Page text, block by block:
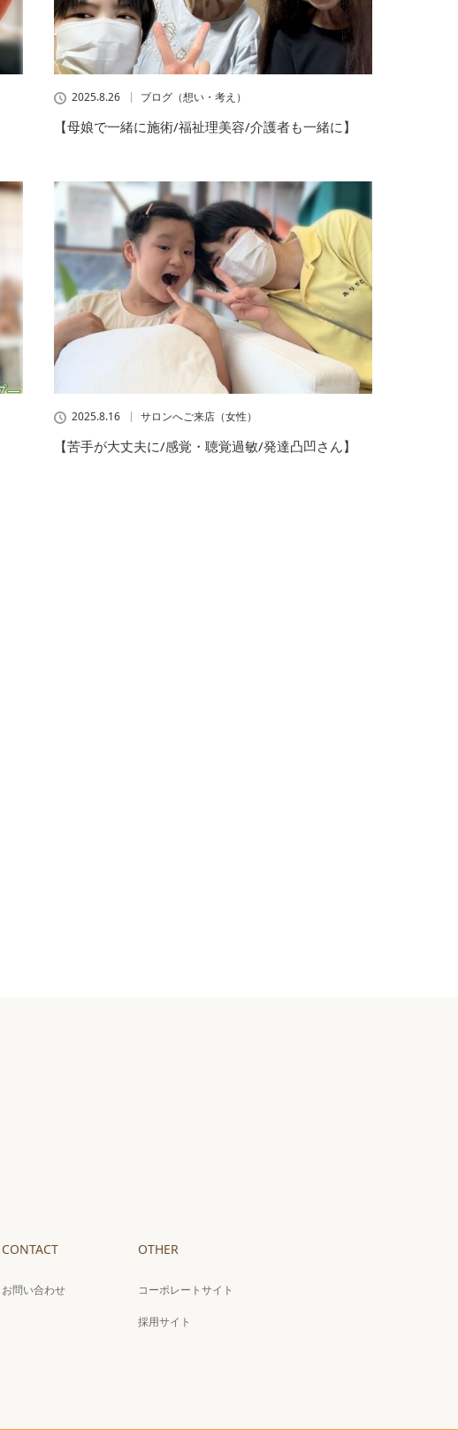
2025.8.26 ブログ（想い・考え）
【母娘で一緒に施術/福祉理美容/介護者も一緒に】
2025.8.16 サロンへご来店（女性）
【苦手が大丈夫に/感覚・聴覚過敏/発達凸凹さん】
CONTACT
お問い合わせ
OTHER
コーポレートサイト
採用サイト